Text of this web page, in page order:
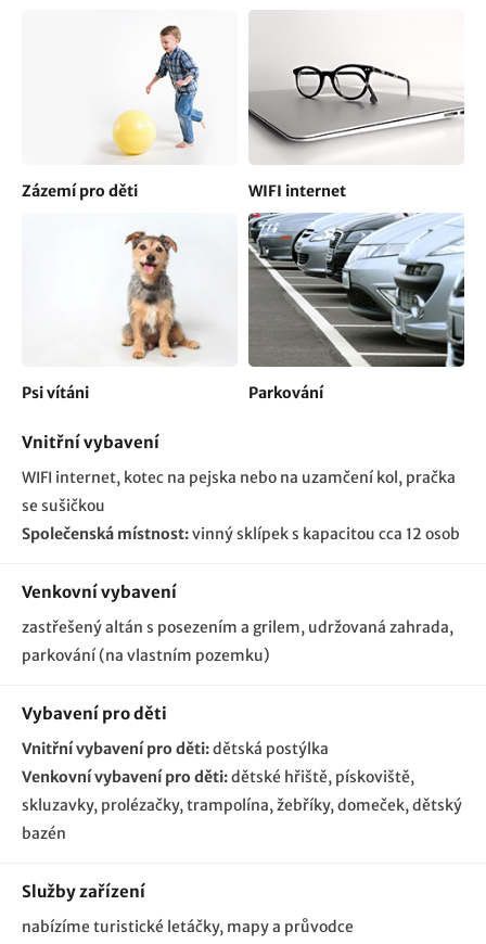
Zázemí pro děti WIFI internet
Psi vítáni Parkování
Vnitřní vybavení
WIFI internet kotec na pejska nebo na uzamčení kol pračka
se sušičkou
Společenská místnost:vinný sklípek s kapacitou cca 12 osob
Vybavení pro děti
Vnitřní vybavení pro děti:dětská postýlka
Venkovní vybavení pro děti:dětské hřiště pískoviště
skluzavky prolézačky trampolína žebříky domeček dětský
bazén
Venkovní vybavení
zastřešený altán s posezením a grilem udržovaná zahrada
parkování (na vlastním pozemku)
Služby zařízení
nabízíme turistické letáčky, mapy a průvodce